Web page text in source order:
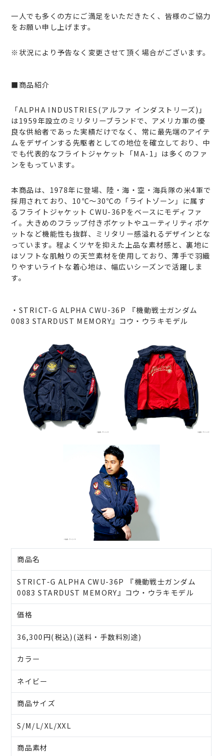
一人でも多くの方にご満足をいただきたく、皆様のご協力
をお願い申し上げます。
※状況により予告なく変更させて頂く場合がございます。
■商品紹介
「ALPHA INDUSTRIES(アルファ インダストリーズ)」
は1959年設立のミリタリーブランドで、アメリカ軍の優
良な供給者であった実績だけでなく、常に最先端のアイテ
ムをデザインする先駆者としての地位を確立しており、中
でも代表的なフライトジャケット「MA-1」は多くのファ
ンをもっています。
本商品は、1978年に登場、陸・海・空・海兵隊の米4軍で
採用されており、10℃〜30℃の「ライトゾーン」に属す
るフライトジャケット CWU-36Pをベースにモディファ
イ。大きめのフラップ付きポケットやユーティリティポケ
ットなど機能性も抜群、ミリタリー感溢れるデザインとな
っています。程よくツヤを抑えた上品な素材感と、裏地に
はソフトな肌触りの天竺素材を使用しており、薄手で羽織
りやすいライトな着心地は、幅広いシーズンで活躍しま
す。
・STRICT-G ALPHA CWU-36P 『機動戦士ガンダム
0083 STARDUST MEMORY』コウ・ウラキモデル
商品名
STRICT-G ALPHA CWU-36P 『機動戦士ガンダム
0083 STARDUST MEMORY』コウ・ウラキモデル
価格
36,300円(税込)(送料・手数料別途)
カラー
ネイビー
商品サイズ
S/M/L/XL/XXL
商品素材